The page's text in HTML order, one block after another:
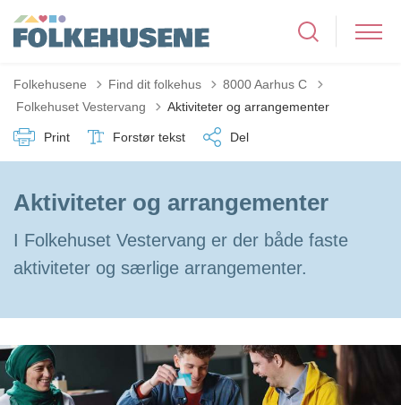
Folkehusene Find dit folkehus
8000 Aarhus C
Tilbage til
Folkehuset Vestervang Aktiviteter og arrangementer
Print Forstør tekst Del
Aktiviteter og arrangementer
I Folkehuset Vestervang er der både faste
aktiviteter og særlige arrangementer.